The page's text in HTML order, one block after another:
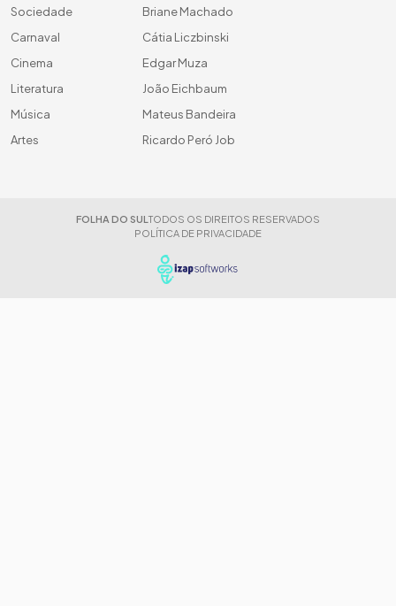
Sociedade
Carnaval
Cinema
Literatura
Música
Artes
Briane Machado
Cátia Liczbinski
Edgar Muza
João Eichbaum
Mateus Bandeira
Ricardo Peró Job
FOLHA DO SUL TODOS OS DIREITOS RESERVADOS
POLÍTICA DE PRIVACIDADE